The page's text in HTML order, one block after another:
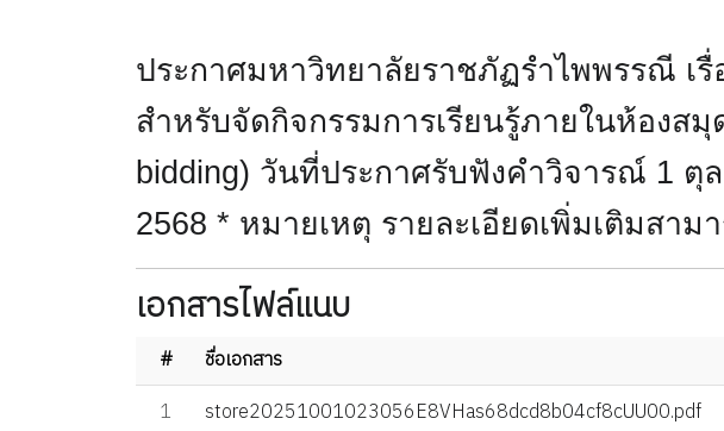
ประกาศมหาวิทยาลัยราชภัฏรำไพพรรณี เรื่
สำหรับจัดกิจกรรมการเรียนรู้ภายในห้องส
bidding) วันที่ประกาศรับฟังคำวิจารณ์ 1
2568 * หมายเหตุ รายละเอียดเพิ่มเติมสาม
เอกสารไฟล์แนบ
# ชื่อเอกสาร
1
store20251001023056E8VHas68dcd8b04cf8cUU00.pdf